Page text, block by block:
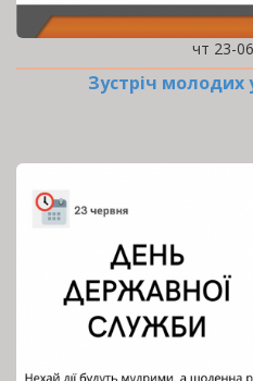
чт 23-
Зустріч